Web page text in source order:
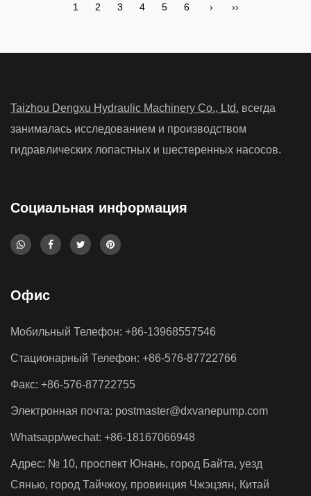
1 2 3 4 5 6 › ››
Taizhou Dengxu Hydraulic Machinery Co., Ltd. всегда
занималась исследованием и производством
гидравлических лопастных и шестеренных насосов.
Социальная информация
Офис
Мобильный Телефон: +86-13968557546
Стационарный Телефон: +86-576-87722766
Факс: +86-576-87722755
Электронная почта: postmaster@dxvanepump.com
Whatsapp/wechat: +86-18167066948
Адрес: № 10, проспект Юнань, город Байта, уезд
Сянью, город Тайчжоу, провинция Чжэцзян, Китай